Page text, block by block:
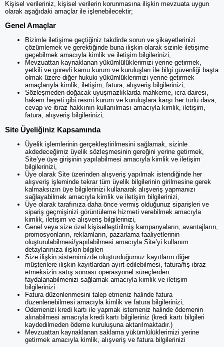
Kişisel verileriniz, kişisel verilerin korunmasına ilişkin mevzuata uygun
olarak aşağıdaki amaçlar ile işlenebilecektir;
Genel Amaçlar
Bizimle iletişime geçtiğiniz takdirde sorun ve şikayetlerinizi
çözümlemek ve gerektiğinde buna ilişkin olarak sizinle iletişime
geçebilmek amacıyla kimlik ve iletişim bilgilerinizi,
Mevzuattan kaynaklanan yükümlülüklerimizi yerine getirmek,
yetkili ve görevli kamu kurum ve kuruluşları ile bilgi güvenliği başta
olmak üzere diğer hukuki yükümlüklerimizi yerine getirmek
amaçlarıyla kimlik, iletişim, fatura, alışveriş bilgilerinizi,
Sözleşmeden doğacak uyuşmazlıklarda mahkeme, icra dairesi,
hakem heyeti gibi resmi kurum ve kuruluşlara karşı her türlü dava,
cevap ve itiraz hakkının kullanılması amacıyla kimlik, iletişim,
fatura, alışveriş bilgilerinizi,
Site Üyeliğiniz Kapsamında
Üyelik işlemlerinin gerçekleştirilmesini sağlamak, sizinle
akdedeceğimiz üyelik sözleşmesinin gereğini yerine getirmek,
Site’ye üye girişinin yapılabilmesi amacıyla kimlik ve iletişim
bilgilerinizi,
Üye olarak Site üzerinden alışveriş yapılmak istendiğinde her
alışveriş işleminde tekrar tüm üyelik bilgilerinin girilmesine gerek
kalmaksızın üye bilgilerinizi kullanarak alışveriş yapmanızı
sağlayabilmek amacıyla kimlik ve iletişim bilgilerinizi,
Üye olarak tarafınıza daha önce vermiş olduğunuz siparişleri ve
sipariş geçmişinizi görüntüleme hizmeti verebilmek amacıyla
kimlik, iletişim ve alışveriş bilgilerinizi,
Genel veya size özel kişiselleştirilmiş kampanyaların, avantajların,
promosyonların, reklamların, pazarlama faaliyetlerinin
oluşturulabilmesi/yapılabilmesi amacıyla Site’yi kullanım
detaylarınıza ilişkin bilgileri
Size ilişkin sistemimizde oluşturduğumuz kayıtların diğer
müşterilere ilişkin kayıtlardan ayırt edilebilmesi, fatura/fiş ibraz
etmeksizin satış sonrası operasyonel süreçlerden
faydalanabilmenizi sağlamak amacıyla kimlik ve iletişim
bilgilerinizi
Fatura düzenlenmesini talep etmeniz halinde fatura
düzenlenebilmesi amacıyla kimlik ve fatura bilgilerinizi,
Ödemenizi kredi kartı ile yapmak istemeniz halinde ödemenin
alınabilmesi amacıyla kredi kartı bilgileriniz (kredi kartı bilgileri
kaydedilmeden ödeme kuruluşuna aktarılmaktadır.)
Mevzuattan kaynaklanan saklama yükümlülüklerimizi yerine
getirmek amacıyla kimlik, alışveriş ve fatura bilgilerinizi